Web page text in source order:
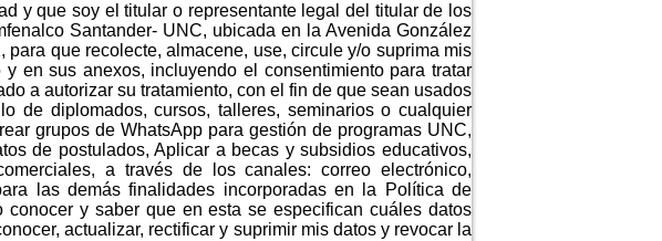
y que soy el titular o representante legal del titular de los
Santander- UNC, ubicada en la Avenida González
que recolecte, almacene, use, circule y/o suprima mis
en sus anexos, incluyendo el consentimiento para tratar
a autorizar su tratamiento, con el fin de que sean usados
de diplomados, cursos, talleres, seminarios o cualquier
grupos de WhatsApp para gestión de programas UNC,
de postulados, Aplicar a becas y subsidios educativos,
a través de los canales: correo electrónico,
las demás finalidades incorporadas en la Política de
y saber que en esta se especifican cuáles datos
actualizar, rectificar y suprimir mis datos y revocar la